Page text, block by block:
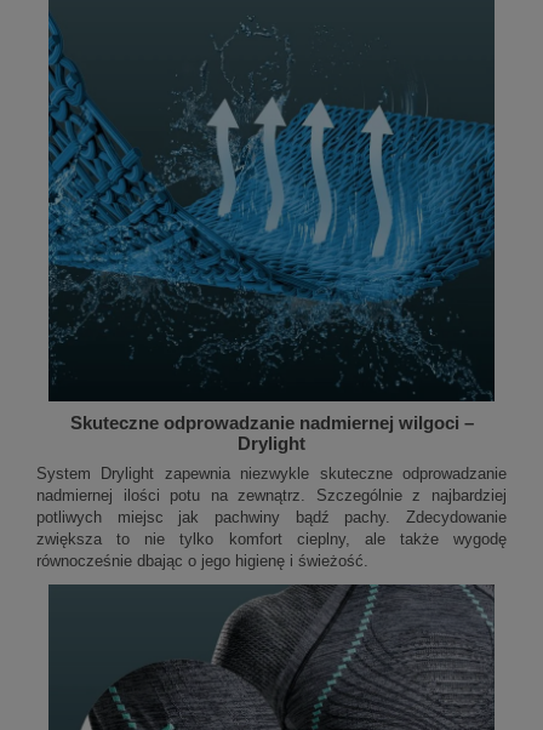
Skuteczne odprowadzanie nadmiernej wilgoci –
Drylight
System Drylight zapewnia niezwykle skuteczne odprowadzanie
nadmiernej ilości potu na zewnątrz. Szczególnie z najbardziej
potliwych miejsc jak pachwiny bądź pachy. Zdecydowanie
zwiększa to nie tylko komfort cieplny, ale także wygodę
równocześnie dbając o jego higienę i świeżość.